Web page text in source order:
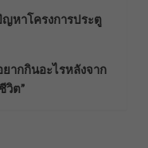
หาโครงการประตู
ากกินอะไรหลังจาก
วิต”